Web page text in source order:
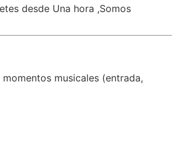
desde Una hora ,Somos
musicales (entrada,